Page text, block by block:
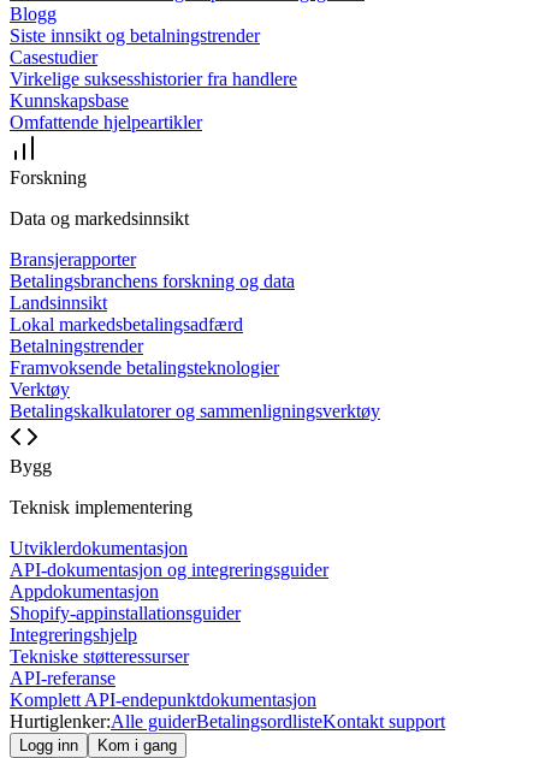
Blogg
Siste innsikt og betalningstrender
Casestudier
Virkelige suksesshistorier fra handlere
Kunnskapsbase
Omfattende hjelpeartikler
Forskning
Data og markedsinnsikt
Bransjerapporter
Betalingsbranchens forskning og data
Landsinnsikt
Lokal markedsbetalingsadfærd
Betalningstrender
Framvoksende betalingsteknologier
Verktøy
Betalingskalkulatorer og sammenligningsverktøy
Bygg
Teknisk implementering
Utviklerdokumentasjon
API-dokumentasjon og integreringsguider
Appdokumentasjon
Shopify-appinstallationsguider
Integreringshjelp
Tekniske støtteressurser
API-referanse
Komplett API-endepunktdokumentasjon
Hurtiglenker:Alle guiderBetalingsordlisteKontakt support
Logg inn Kom i gang